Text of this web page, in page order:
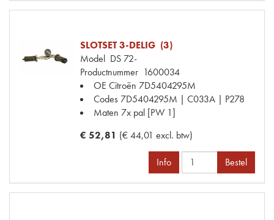
SLOTSET 3-DELIG (3)
Model DS 72-
Productnummer 1600034
OE Citroën 7D5404295M
Codes 7D5404295M | C033A | P278
Maten 7x pal [PW 1]
€ 52,81 (€ 44,01 excl. btw)
Info Bestel